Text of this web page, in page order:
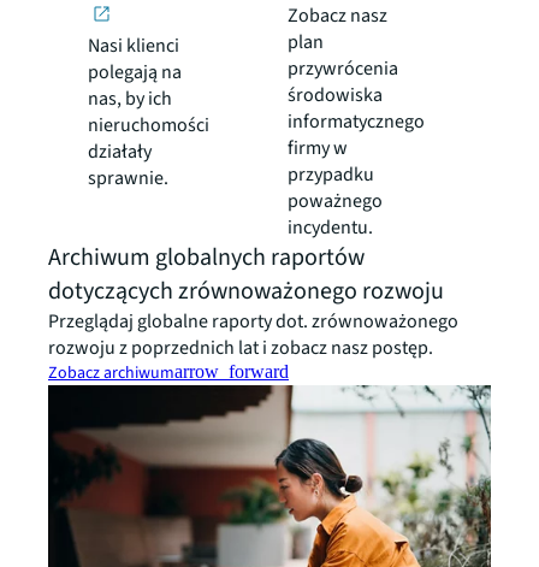
Nasi klienci
polegają na
nas, by ich
nieruchomości
działały
sprawnie.
Zobacz nasz
plan
przywrócenia
środowiska
informatycznego
firmy w
przypadku
poważnego
incydentu.
Archiwum globalnych raportów
dotyczących zrównoważonego rozwoju
Przeglądaj globalne raporty dot. zrównoważonego
rozwoju z poprzednich lat i zobacz nasz postęp.
Zobacz archiwumarrow_forward